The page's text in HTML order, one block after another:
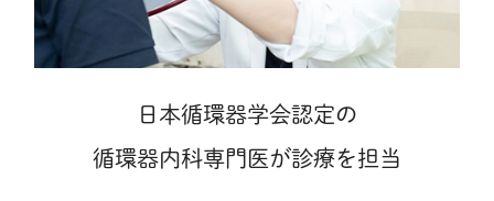
日本循環器学会認定の
循環器内科専門医が診療を担当